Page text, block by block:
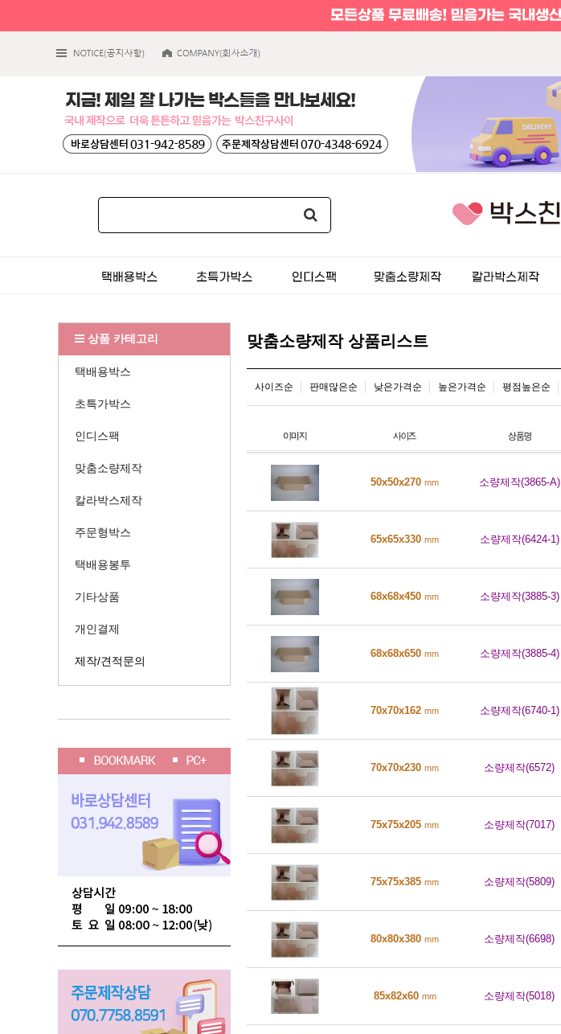
상품 카테고리
택배용박스
초특가박스
인디스팩
맞춤소량제작
칼라박스제작
주문형박스
택배용봉투
기타상품
개인결제
제작/견적문의
맞춤소량제작 상품리스트
사이즈순 판매많은순 낮은가격순 높은가격순 평점높은순
50x50x270 mm 소량제작(3865-A)
65x65x330 mm 소량제작(6424-1)
68x68x450 mm 소량제작(3885-3)
68x68x650 mm 소량제작(3885-4)
70x70x162 mm 소량제작(6740-1)
70x70x230 mm 소량제작(6572)
75x75x205 mm 소량제작(7017)
75x75x385 mm 소량제작(5809)
80x80x380 mm 소량제작(6698)
85x82x60 mm 소량제작(5018)